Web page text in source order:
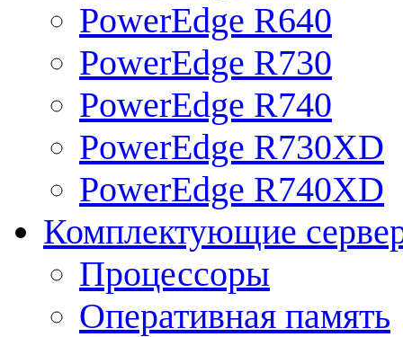
PowerEdge R640
PowerEdge R730
PowerEdge R740
PowerEdge R730XD
PowerEdge R740XD
Комплектующие
Процессоры
Оперативная память